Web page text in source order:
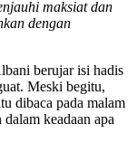
maksiat dan
dengan
berujar isi hadis
Meski begitu,
dibaca pada malam
keadaan apa